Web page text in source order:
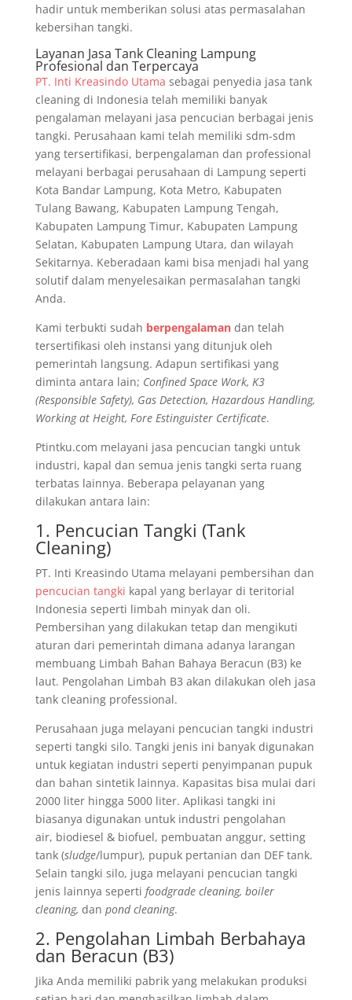
hadir untuk memberikan solusi atas permasalahan
kebersihan tangki.
Layanan Jasa Tank Cleaning Lampung
Profesional dan Terpercaya
PT. Inti Kreasindo Utama sebagai penyedia jasa tank
cleaning di Indonesia telah memiliki banyak
pengalaman melayani jasa pencucian berbagai jenis
tangki. Perusahaan kami telah memiliki sdm-sdm
yang tersertifikasi, berpengalaman dan professional
melayani berbagai perusahaan di Lampung seperti
Kota Bandar Lampung, Kota Metro, Kabupaten
Tulang Bawang, Kabupaten Lampung Tengah,
Kabupaten Lampung Timur, Kabupaten Lampung
Selatan, Kabupaten Lampung Utara, dan wilayah
Sekitarnya. Keberadaan kami bisa menjadi hal yang
solutif dalam menyelesaikan permasalahan tangki
Anda.
Kami terbukti sudah berpengalamandan telah
tersertifikasi oleh instansi yang ditunjuk oleh
pemerintah langsung. Adapun sertifikasi yang
diminta antara lain; Confined Space Work, K3
(Responsible Safety), Gas Detection, Hazardous Handling,
Working at Height, Fore Estinguister Certificate.
Ptintku.com melayani jasa pencucian tangki untuk
industri, kapal dan semua jenis tangki serta ruang
terbatas lainnya. Beberapa pelayanan yang
dilakukan antara lain:
1. Pencucian Tangki (Tank
Cleaning)
PT. Inti Kreasindo Utama melayani pembersihan dan
pencucian tangki kapal yang berlayar di teritorial
Indonesia seperti limbah minyak dan oli.
Pembersihan yang dilakukan tetap dan mengikuti
aturan dari pemerintah dimana adanya larangan
membuang Limbah Bahan Bahaya Beracun (B3) ke
laut. Pengolahan Limbah B3 akan dilakukan oleh jasa
tank cleaning professional.
Perusahaan juga melayani pencucian tangki industri
seperti tangki silo. Tangki jenis ini banyak digunakan
untuk kegiatan industri seperti penyimpanan pupuk
dan bahan sintetik lainnya. Kapasitas bisa mulai dari
2000 liter hingga 5000 liter. Aplikasi tangki ini
biasanya digunakan untuk industri pengolahan
air, biodiesel & biofuel, pembuatan anggur, setting
tank (sludge/lumpur), pupuk pertanian dan DEF tank.
Selain tangki silo, juga melayani pencucian tangki
jenis lainnya seperti foodgrade cleaning, boiler
cleaning, dan pond cleaning.
2. Pengolahan Limbah Berbahaya
dan Beracun (B3)
Jika Anda memiliki pabrik yang melakukan produksi